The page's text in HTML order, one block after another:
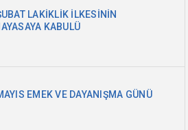
LAKİKLİK İLKESİNİN
KABULÜ
EMEK VE DAYANIŞMA GÜNÜ